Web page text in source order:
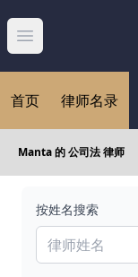
Abrir menú
首页 律师名录
Manta 的 公司法 律师
按姓名搜索